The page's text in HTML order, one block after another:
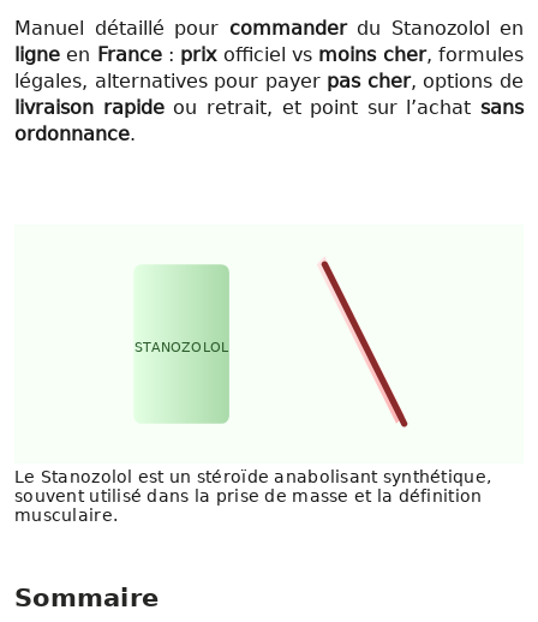
Manuel détaillé pour commanderdu Stanozolol en
ligne en France: prixofficiel vs moins cher, formules
légales, alternatives pour payer pas cher, options de
livraison rapideou retrait, et point sur l’achat sans
ordonnance.
STANOZOLOL
Le Stanozolol est un stéroïde anabolisant synthétique,
souvent utilisé dans la prise de masse et la définition
musculaire.
Sommaire